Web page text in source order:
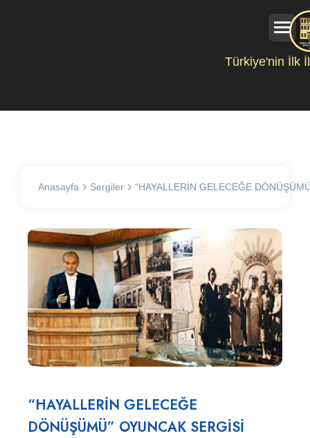
Türkiye'nin İlk
Anasayfa Sergiler “HAYALLERİN GELECEĞE
“HAYALLERİN GELECEĞE
DÖNÜŞÜMÜ” OYUNCAK SERGİSİ